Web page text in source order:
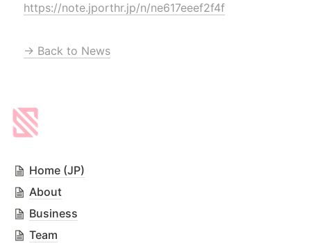
https://note.jporthr.jp/n/ne617eeef2f4f
→ Back to News
Home (JP)
About
Business
Team